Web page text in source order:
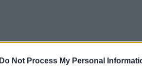
Do Not Process My Personal